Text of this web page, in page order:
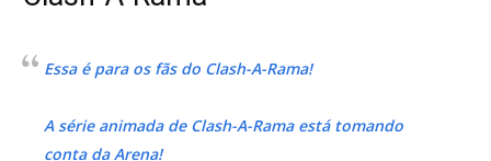
Essa é para os fãs do Clash-A-Rama!
A série animada de Clash-A-Rama está tomando
conta da Arena!